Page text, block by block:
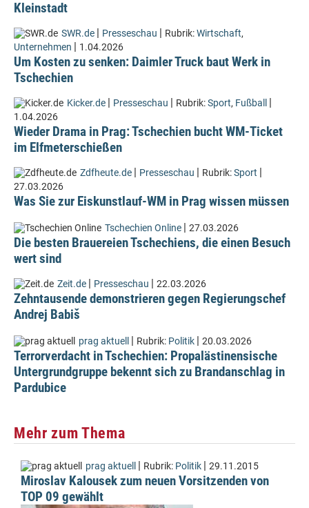
Kleinstadt
SWR.de | Presseschau | Rubrik:Wirtschaft,
Unternehmen | 1.04.2026
Um Kosten zu senken: Daimler Truck baut Werk in
Tschechien
Kicker.de | Presseschau | Rubrik:Sport, Fußball |
1.04.2026
Wieder Drama in Prag: Tschechien bucht WM-Ticket
im Elfmeterschießen
Zdfheute.de | Presseschau | Rubrik:Sport |
27.03.2026
Was Sie zur Eiskunstlauf-WM in Prag wissen müssen
Tschechien Online | 27.03.2026
Die besten Brauereien Tschechiens, die einen Besuch
wert sind
Zeit.de | Presseschau | 22.03.2026
Zehntausende demonstrieren gegen Regierungschef
Andrej Babiš
prag aktuell | Rubrik: Politik | 20.03.2026
Terrorverdacht in Tschechien: Propalästinensische
Untergrundgruppe bekennt sich zu Brandanschlag in
Pardubice
Mehr zum Thema
prag aktuell | Rubrik: Politik | 29.11.2015
Miroslav Kalousek zum neuen Vorsitzenden von
TOP 09 gewählt